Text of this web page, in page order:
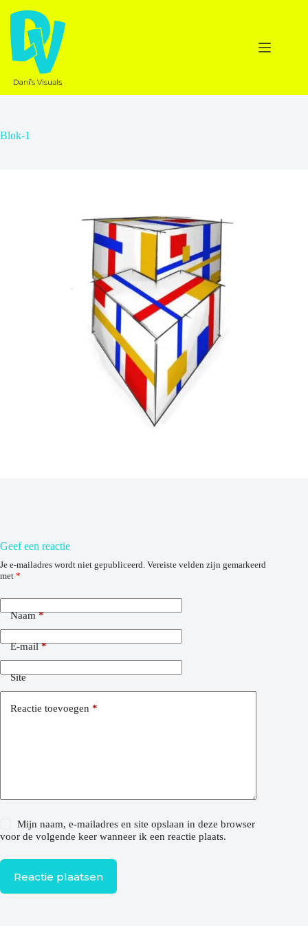
naar
inhoud
Blok-1
Geef een reactie
Je e-mailadres wordt niet gepubliceerd. Vereiste velden zijn gemarkeerd
met *
Naam*
E-mail*
Site
Reactie toevoegen *
Mijn naam, e-mailadres en site opslaan in deze browser
voor de volgende keer wanneer ik een reactie plaats.
Reactie plaatsen